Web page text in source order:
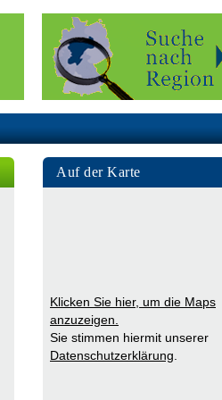
Auf der Karte
Klicken Sie hier, um die Maps
anzuzeigen.
Sie stimmen hiermit unserer
Datenschutzerklärung